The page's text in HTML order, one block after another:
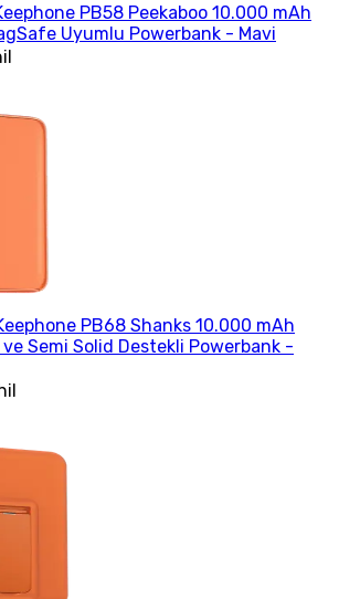
PB58 Peekaboo 10.000 mAh
Uyumlu Powerbank - Mavi
PB68 Shanks 10.000 mAh
Semi Solid Destekli Powerbank -